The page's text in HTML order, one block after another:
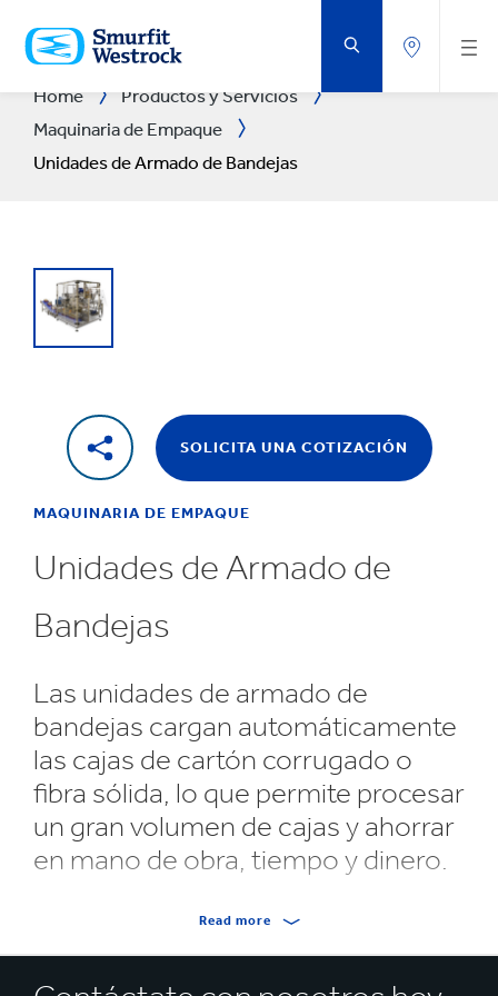
AL
CONTENIDO
PRINCIPAL
Home
Productos y Servicios
Maquinaria de Empaque
Unidades de Armado de Bandejas
SOLICITA UNA COTIZACIÓN
MAQUINARIA DE EMPAQUE
Unidades de Armado de
Bandejas
Las unidades de armado de
bandejas cargan automáticamente
las cajas de cartón corrugado o
fibra sólida, lo que permite procesar
un gran volumen de cajas y ahorrar
en mano de obra, tiempo y dinero.
Nuestra maquinaria de armado de bandejas sirve para
Read more